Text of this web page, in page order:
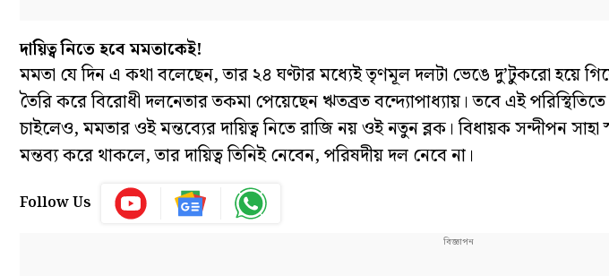
দায়িত্ব নিতে হবে মমতাকেই!
মমতা যে দিন এ কথা বলেছেন, তার ২৪ ঘণ্টার মধ্যেই তৃণমূল দলটা ভেঙে দু’টুকরো হয়ে
তৈরি করে বিরোধী দলনেতার তকমা পেয়েছেন ঋতব্রত বন্দ্যোপাধ্যায়। তবে এই
চাইলেও, মমতার ওই মন্তব্যের দায়িত্ব নিতে রাজি নয় ওই নতুন ব্লক। বিধায়ক সন্দীপন
মন্তব্য করে থাকলে, তার দায়িত্ব তিনিই নেবেন, পরিষদীয় দল নেবে না।
Follow Us